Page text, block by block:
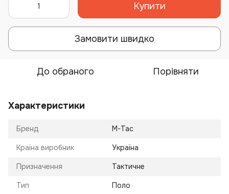
Купити
Замовити швидко
До обраного Порівняти
Характеристики
Бренд M-Tac
Країна виробник Україна
Призначення Тактичне
Тип Поло